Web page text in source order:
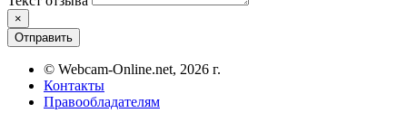
×
Отправить
© Webcam-Online.net, 2026 г.
Контакты
Правообладателям